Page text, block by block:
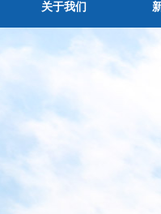
关于我们